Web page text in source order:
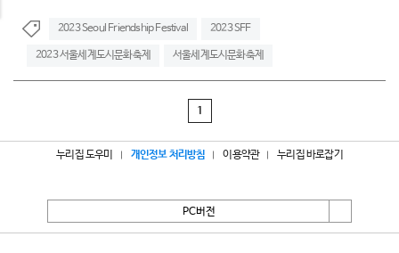
2023 Seoul Friendship Festival 2023 SFF
2023 서울세계도시문화축제 서울세계도시문화축제
1
누리집 도우미 개인정보 처리방침 이용약관 누리집 바로잡기
PC버전